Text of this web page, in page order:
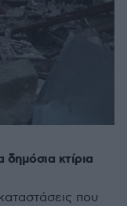
δημόσια κτίρια
που